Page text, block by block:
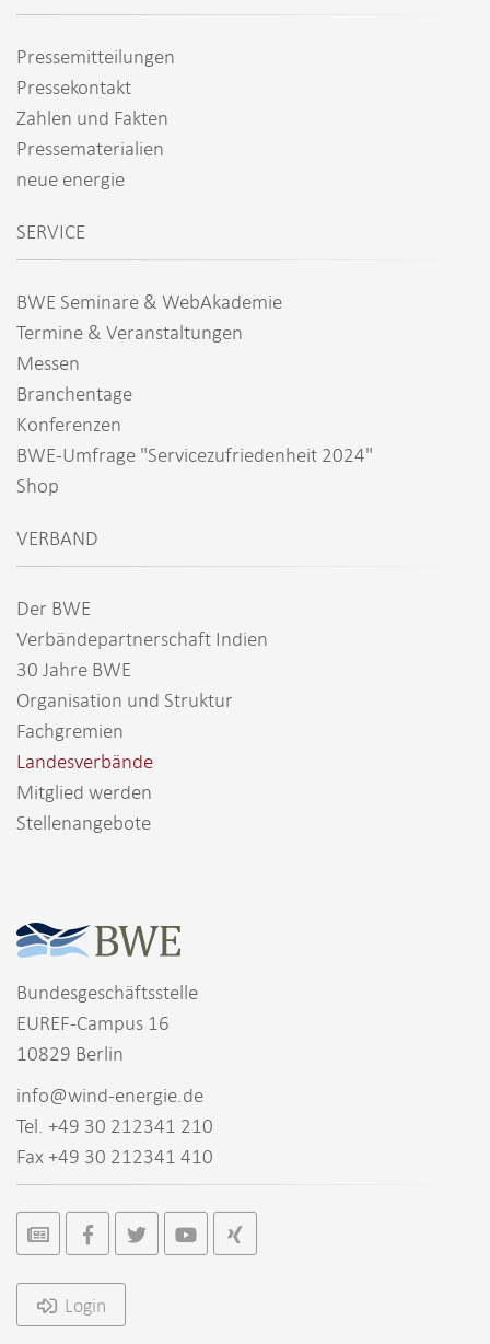
Pressemitteilungen
Pressekontakt
Zahlen und Fakten
Pressematerialien
neue energie
SERVICE
BWE Seminare & WebAkademie
Termine & Veranstaltungen
Messen
Branchentage
Konferenzen
BWE-Umfrage "Servicezufriedenheit 2024"
Shop
VERBAND
Der BWE
Verbändepartnerschaft Indien
30 Jahre BWE
Organisation und Struktur
Fachgremien
Landesverbände
Mitglied werden
Stellenangebote
Bundesgeschäftsstelle
EUREF-Campus 16
10829 Berlin
info@wind-energie.de
Tel. +49 30 212341 210
Fax +49 30 212341 410
Login